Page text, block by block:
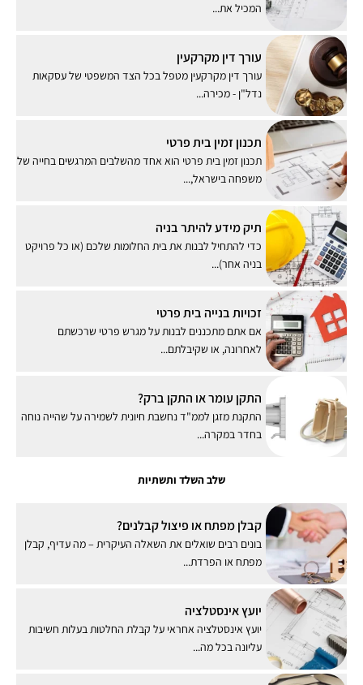
המכיל את...
עורך דין מקרקעין
עורך דין מקרקעין מטפל בכל הצד המשפטי של עסקאות
נדל"ן - מכירה...
תכנון זמין בית פרטי
תכנון זמין בית פרטי הוא אחד מהשלבים המרגשים בחייה של
משפחה בישראל,...
תיק מידע להיתר בניה
כדי להתחיל לבנות את בית החלומות שלכם (או כל פרויקט
בניה אחר)...
זכויות בנייה בית פרטי
אם אתם מתכננים לבנות על מגרש פרטי שרכשתם
לאחרונה, או שקיבלתם...
התקן עומר או התקן ברק?
התקנת מזגן לממ"ד נחשבת חיונית לשמירה על שהייה נוחה
בחדר במקרה...
שלב השלד ותשתיות
קבלן מפתח או פיצול קבלנים?
בונים רבים שואלים את השאלה העיקרית – מה עדיף, קבלן
מפתח או הפרדת...
יועץ אינסטלציה
יועץ אינסטלציה אחראי על קבלת החלטות בעלות חשיבות
עליונה בכל מה...